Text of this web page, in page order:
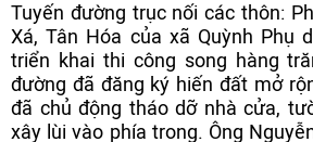
Tuyến đường trục nối các thôn:
Xá, Tân Hóa của xã Quỳnh Phụ
triển khai thi công song hàng
đường đã đăng ký hiến đất mở
đã chủ động tháo dỡ nhà cửa,
xây lùi vào phía trong. Ông